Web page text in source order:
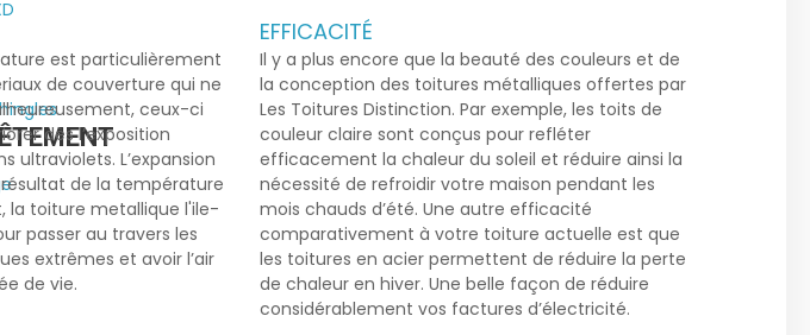
est particulièrement
de couverture qui ne
ceux-ci
dès l’exposition
ultraviolets. L’expansion
de la température
la toiture metallique l'ile-
passer au travers les
extrêmes et avoir l’air
de vie.
EFFICACITÉ
Il y a plus encore que la beauté des couleurs et de
la conception des toitures métalliques offertes par
Les Toitures Distinction. Par exemple, les toits de
couleur claire sont conçus pour refléter
efficacement la chaleur du soleil et réduire ainsi la
nécessité de refroidir votre maison pendant les
mois chauds d’été. Une autre efficacité
comparativement à votre toiture actuelle est que
les toitures en acier permettent de réduire la perte
de chaleur en hiver. Une belle façon de réduire
considérablement vos factures d’électricité.